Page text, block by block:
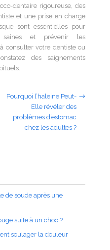
dentaire rigoureuse, des
et une prise en charge
sont essentielles pour
saines et prévenir les
consulter votre dentiste ou
des saignements
Pourquoi l’haleine Peut-
Elle révéler des
problèmes d’estomac
chez les adultes ?
de soude après une
suite à un choc ?
soulager la douleur